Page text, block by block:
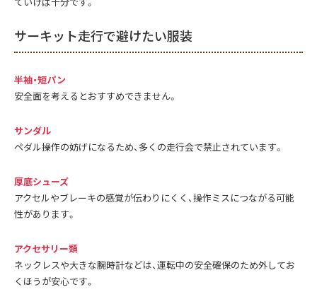
サーキット走行で避けたい服装
半袖・短パン
安全面を考えるとおすすめできません。
サンダル
ペダル操作の妨げになるため、多くの走行会で禁止されています。
厚底シューズ
アクセルやブレーキの感覚が伝わりにくく、操作ミスにつながる可能
性があります。
アクセサリー類
ネックレスや大きな腕時計などは、運転中の安全確保のため外してお
くほうが安心です。